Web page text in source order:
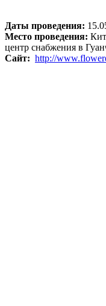
Даты проведения:
Место проведения:
центр снабжения в
Сайт: http://